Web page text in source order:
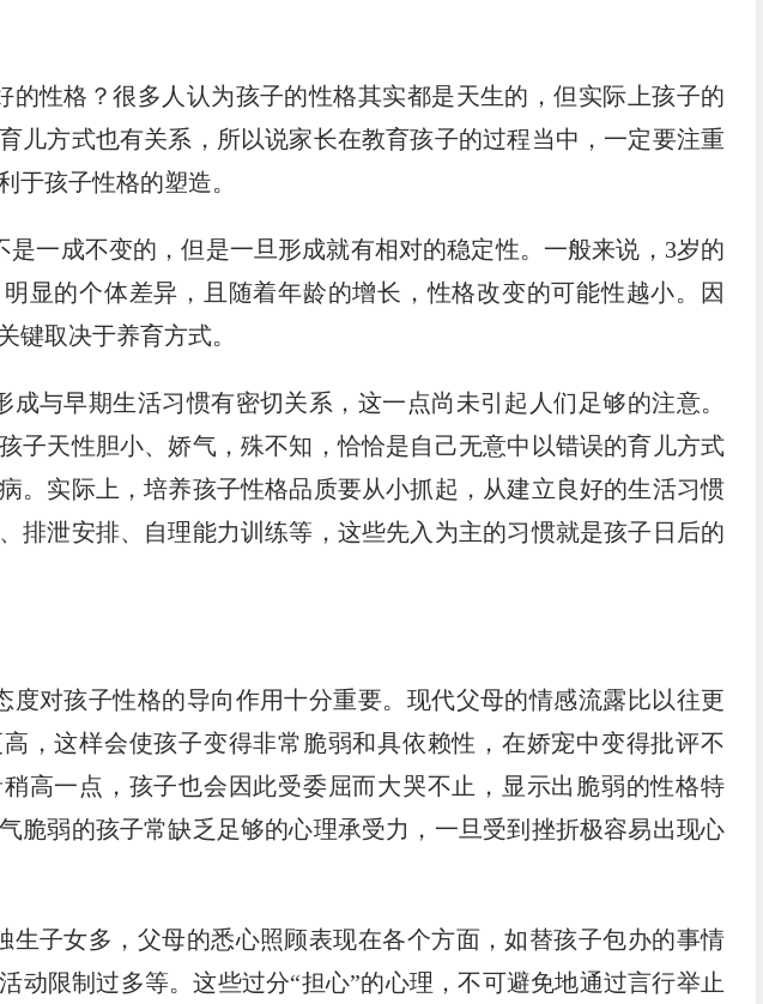
的性格？很多人认为孩子的性格其实都是天生的，但实际上孩子的
儿方式也有关系，所以说家长在教育孩子的过程当中，一定要注重
于孩子性格的塑造。
成不变的，但是一旦形成就有相对的稳定性。一般来说，3岁的
显的个体差异，且随着年龄的增长，性格改变的可能性越小。因
键取决于养育方式。
早期生活习惯有密切关系，这一点尚未引起人们足够的注意。
子天性胆小、娇气，殊不知，恰恰是自己无意中以错误的育儿方式
。实际上，培养孩子性格品质要从小抓起，从建立良好的生活习惯
排泄安排、自理能力训练等，这些先入为主的习惯就是孩子日后的
对孩子性格的导向作用十分重要。现代父母的情感流露比以往更
，这样会使孩子变得非常脆弱和具依赖性，在娇宠中变得批评不
高一点，孩子也会因此受委屈而大哭不止，显示出脆弱的性格特
脆弱的孩子常缺乏足够的心理承受力，一旦受到挫折极容易出现心
子女多，父母的悉心照顾表现在各个方面，如替孩子包办的事情
动限制过多等。这些过分“担心”的心理，不可避免地通过言行举止